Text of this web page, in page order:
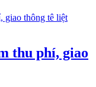
thu phí, giao